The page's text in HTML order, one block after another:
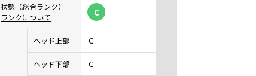
状態（総合ランク）
ランクについて
C
ヘッド上部 Ｃ
ヘッド下部 Ｃ